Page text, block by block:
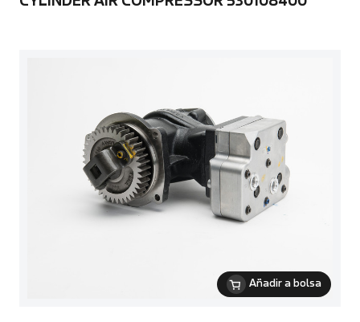
Añadir a bolsa